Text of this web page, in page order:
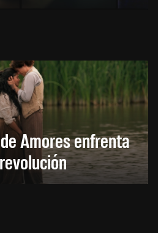
Amores enfrenta